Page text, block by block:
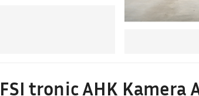
tronic AHK Kamera